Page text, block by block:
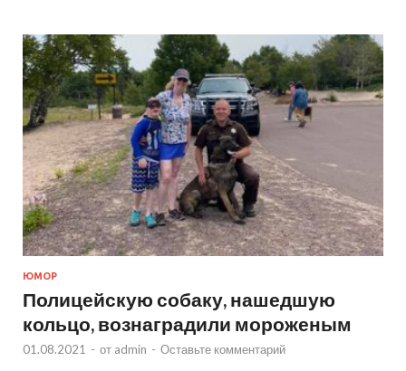
ЮМОР
Полицейскую собаку, нашедшую
кольцо, вознаградили мороженым
01.08.2021 - от admin - Оставьте комментарий